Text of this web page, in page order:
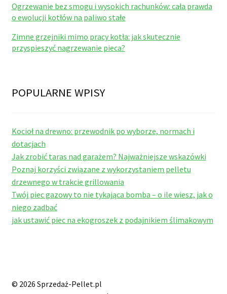
Ogrzewanie bez smogu i wysokich rachunków: cała prawda
o ewolucji kotłów na paliwo stałe
Zimne grzejniki mimo pracy kotła: jak skutecznie
przyspieszyć nagrzewanie pieca?
POPULARNE WPISY
Kocioł na drewno: przewodnik po wyborze, normach i
dotacjach
Jak zrobić taras nad garażem? Najważniejsze wskazówki
Poznaj korzyści związane z wykorzystaniem pelletu
drzewnego w trakcie grillowania
Twój piec gazowy to nie tykająca bomba – o ile wiesz, jak o
niego zadbać
jak ustawić piec na ekogroszek z podajnikiem ślimakowym
© 2026 Sprzedaż-Pellet.pl